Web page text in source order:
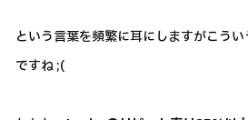
という言葉を頻繁に耳にしますがこう
ですね ;(